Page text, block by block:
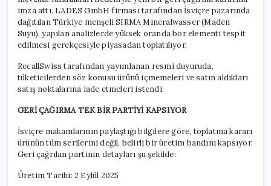
‘Tüketmeyin’
çağrısı
yapıldı
imza attı. LADES GmbH firması tarafından İsviçre pazarında
dağıtılan Türkiye menşeli SIRMA Mineralwasser (Maden
Suyu), yapılan analizlerde yüksek oranda bor elementi tespit
edilmesi gerekçesiyle piyasadan toplatılıyor.
RecallSwiss tarafından yayımlanan resmi duyuruda,
tüketicilerden söz konusu ürünü içmemeleri ve satın aldıkları
satış noktalarına iade etmeleri istendi.
GERİ ÇAĞIRMA TEK BİR PARTİYİ KAPSIYOR
İsviçre makamlarının paylaştığı bilgilere göre, toplatma kararı
ürünün tüm serilerini değil, belirli bir üretim bandını kapsıyor.
Geri çağrılan partinin detayları şu şekilde:
Üretim Tarihi: 2 Eylül 2025